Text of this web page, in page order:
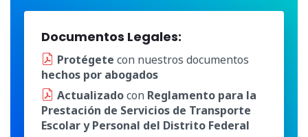
Documentos Legales:
Protégete con nuestros documentos
hechos por abogados
Actualizadocon Reglamento para la
Prestación de Servicios de Transporte
Escolar y Personal del Distrito Federal